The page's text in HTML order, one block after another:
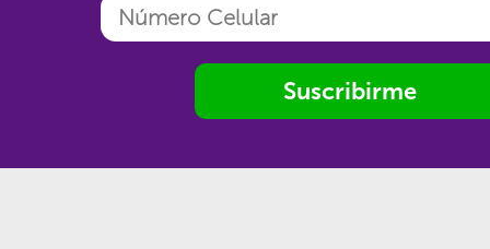
Suscribirme